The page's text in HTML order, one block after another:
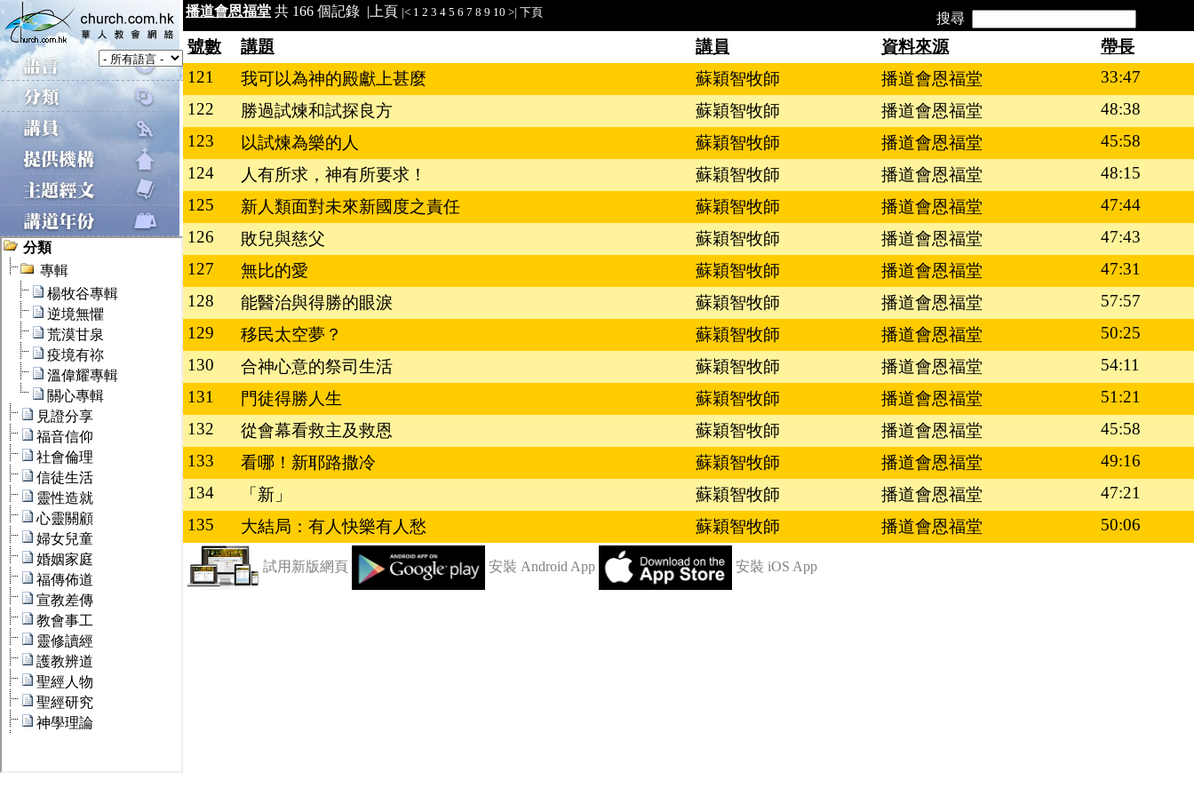
播道會恩福堂 共 166 個記錄 | 上頁 |< 1 2 3 4 5 6 7 8 9 10 >| 下頁 搜尋
號數 講題 講員 資料來源
帶長
121
我可以為神的殿獻上甚麼 蘇穎智牧師 播道會恩福堂
33:47
122
勝過試煉和試探良方 蘇穎智牧師 播道會恩福堂
48:38
123
以試煉為樂的人 蘇穎智牧師 播道會恩福堂
45:58
124
人有所求，神有所要求！ 蘇穎智牧師 播道會恩福堂
48:15
125
新人類面對未來新國度之責任 蘇穎智牧師 播道會恩福堂
47:44
126
敗兒與慈父 蘇穎智牧師 播道會恩福堂
47:43
127
無比的愛 蘇穎智牧師 播道會恩福堂
47:31
128
能醫治與得勝的眼淚 蘇穎智牧師 播道會恩福堂
57:57
129
移民太空夢？ 蘇穎智牧師 播道會恩福堂
50:25
130
合神心意的祭司生活 蘇穎智牧師 播道會恩福堂
54:11
131
門徒得勝人生 蘇穎智牧師 播道會恩福堂
51:21
132
從會幕看救主及救恩 蘇穎智牧師 播道會恩福堂
45:58
133
看哪！新耶路撒冷 蘇穎智牧師 播道會恩福堂
49:16
134
「新」 蘇穎智牧師 播道會恩福堂
47:21
135
大結局：有人快樂有人愁 蘇穎智牧師 播道會恩福堂 50:06
試用新版網頁 安裝 Android App 安裝 iOS App